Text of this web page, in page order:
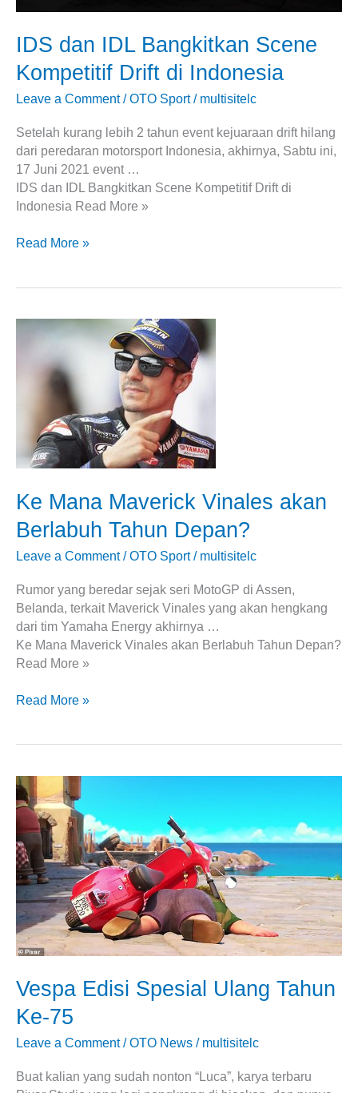
IDS dan IDL Bangkitkan Scene
Kompetitif Drift di Indonesia
Leave a Comment / OTO Sport/ multisitelc
Setelah kurang lebih 2 tahun event kejuaraan drift hilang
dari peredaran motorsport Indonesia, akhirnya, Sabtu ini,
17 Juni 2021 event …
IDS dan IDL Bangkitkan Scene Kompetitif Drift di
Indonesia Read More »
Read More »
Ke Mana Maverick Vinales akan
Berlabuh Tahun Depan?
Leave a Comment /OTO Sport/ multisitelc
Rumor yang beredar sejak seri MotoGP di Assen,
Belanda, terkait Maverick Vinales yang akan hengkang
dari tim Yamaha Energy akhirnya …
Ke Mana Maverick Vinales akan Berlabuh Tahun Depan?
Read More »
Maverick
Berlabuh
Tahun
Depan?
Read More »
Vespa Edisi Spesial Ulang Tahun
Ke-75
Leave a Comment / OTO News / multisitelc
Buat kalian yang sudah nonton “Luca”, karya terbaru
Vespa
Edisi
Spesial
Ulang
Tahun
Ke-
75